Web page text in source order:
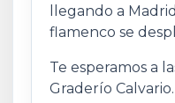
llegando a
flamenco se
Te esperamos a
Graderío Calvario.